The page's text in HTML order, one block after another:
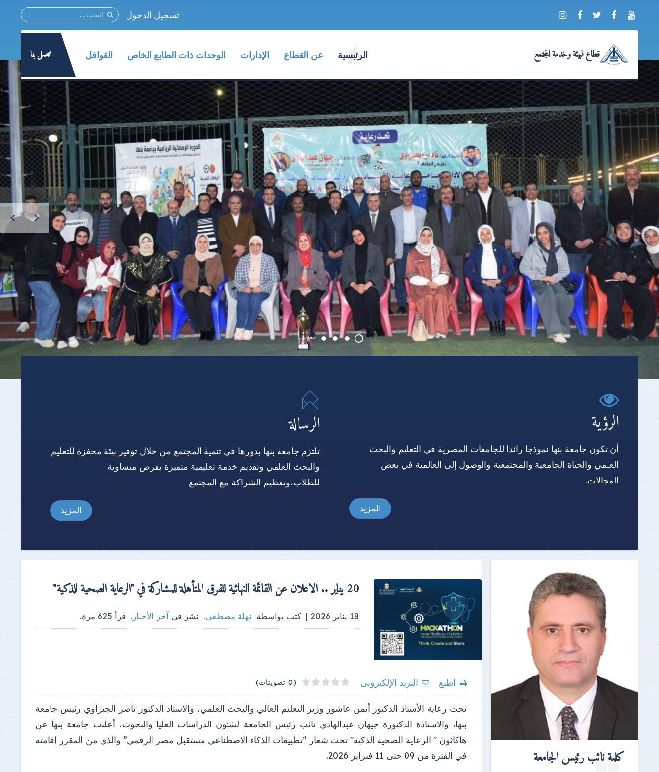
تسجيل الدخول
قطاع البيئة وخدمة المجتمع الرئيسية عن القطاع الإدارات الوحدات ذات الطابع الخاص القوافل اتصل بنا
الرؤية
أن تكون جامعة بنها نموذجا رائدا للجامعات المصرية في التعليم والبحث
العلمي والحياة الجامعية والمجتمعية والوصول إلى العالمية في بعض
المجالات.
المزيد
الرسالة
تلتزم جامعة بنها بدورها في تنمية المجتمع من خلال توفير بيئة محفزة للتعليم
والبحث العلمي وتقديم خدمة تعليمية متميزة بفرص متساوية
للطلاب،وتعظيم الشراكة مع المجتمع
المزيد
20 يناير .. الاعلان عن القائمة النهائية للفرق المتأهلة للمشاركة في "الرعاية الصحية الذكية"
18 يناير 2026 | كتب بواسطة نهلة مصطفى. نشر فى آخر الأخبار . قرأ 625 مرة.
اطبع البريد الإلكترونى 1
2
3
4
5 (0 تصويتات)
تحت رعاية الأستاذ الدكتور أيمن عاشور وزير التعليم العالي والبحث العلمي، والاستاذ الدكتور ناصر الجيزاوي رئيس جامعة
بنها، والاستاذة الدكتورة جيهان عبدالهادي نائب رئيس الجامعة لشئون الدراسات العليا والبحوث، أعلنت جامعة بنها عن
هاكاثون " الرعاية الصحية الذكية" تحت شعار “تطبيقات الذكاء الاصطناعي مستقبل مصر الرقمي” والذي من المقرر إقامته
في الفترة من 09 حتى 11 فبراير 2026.
كلمة نائب رئيس الجامعة